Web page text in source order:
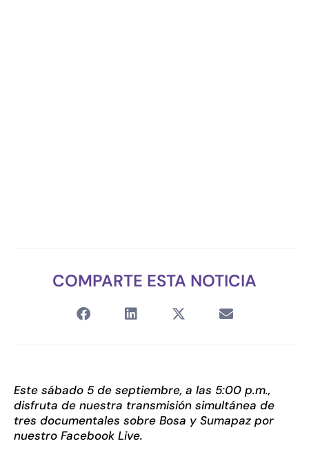
COMPARTE ESTA NOTICIA
Este sábado 5 de septiembre, a las 5:00 p.m.,
disfruta de nuestra transmisión simultánea de
tres documentales sobre Bosa y Sumapaz por
nuestro Facebook Live.